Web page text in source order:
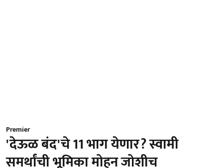
Premier
'देऊळ बंद'चे 11 भाग येणार? स्वामी
समर्थांची भूमिका मोहन जोशीच